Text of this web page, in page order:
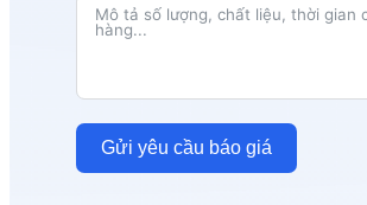
Gửi yêu cầu báo giá